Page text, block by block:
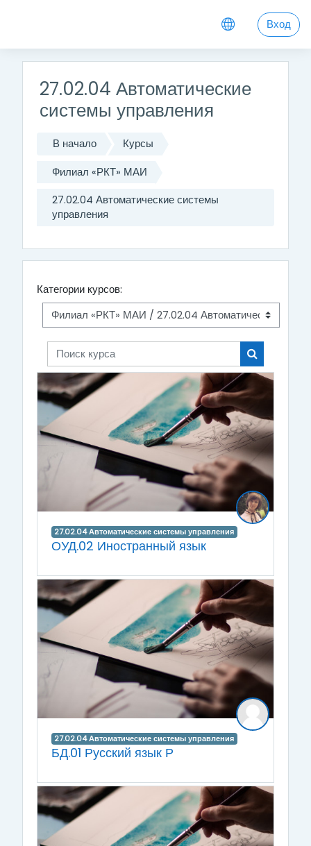
Вход
27.02.04 Автоматические
системы управления
В начало Курсы
Филиал «РКТ» МАИ
27.02.04 Автоматические системы
управления
Категории курсов:
Поиск курса
Поиск курса
27.02.04 Автоматические системы управления
ОУД.02 Иностранный язык
27.02.04 Автоматические системы управления
БД.01 Русский язык Р